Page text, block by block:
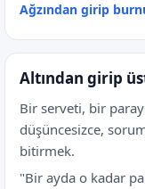
Ağzından girip
Altından girip
Bir serveti, bir
düşüncesizce,
bitirmek.
"Bir ayda o kadar